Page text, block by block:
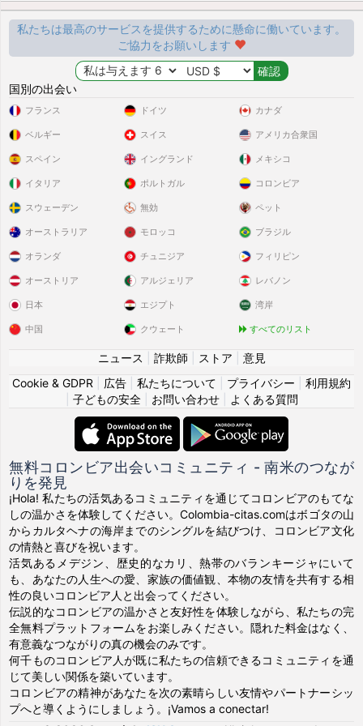
私たちは最高のサービスを提供するために懸命に働いています。
ご協力をお願いします
国別の出会い
フランス
ベルギー
スペイン
イタリア
スウェーデン
ドイツ
スイス
イングランド
ポルトガル
無効
カナダ
アメリカ合衆国
メキシコ
コロンビア
ペット
オーストラリア
オランダ
オーストリア
日本
中国
モロッコ
チュニジア
アルジェリア
エジプト
クウェート
ブラジル
フィリピン
レバノン
湾岸
すべてのリスト
ニュース 詐欺師 ストア
意見
Cookie & GDPR
広告 私たちについて プライバシー
利用規約
子どもの安全| お問い合わせ| よくある質問
無料コロンビア出会いコミュニティ - 南米のつなが
りを発見
¡Hola! 私たちの活気あるコミュニティを通じてコロンビアのもてな
しの温かさを体験してください。Colombia-citas.comはボゴタの山
からカルタヘナの海岸までのシングルを結びつけ、コロンビア文化
の情熱と喜びを祝います。
活気あるメデジン、歴史的なカリ、熱帯のバランキージャにいて
も、あなたの人生への愛、家族の価値観、本物の友情を共有する相
性の良いコロンビア人と出会ってください。
伝説的なコロンビアの温かさと友好性を体験しながら、私たちの完
全無料プラットフォームをお楽しみください。隠れた料金はなく、
有意義なつながりの真の機会のみです。
何千ものコロンビア人が既に私たちの信頼できるコミュニティを通
じて美しい関係を築いています。
コロンビアの精神があなたを次の素晴らしい友情やパートナーシッ
プへと導くようにしましょう。¡Vamos a conectar!